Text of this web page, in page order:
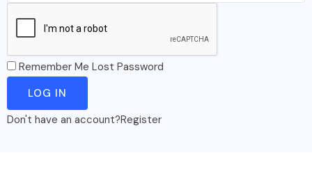
Remember Me Lost Password
Don't have an account?Register